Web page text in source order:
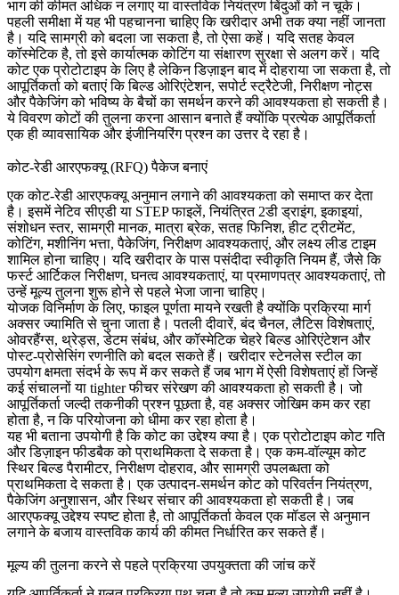
भाग की कीमत अधिक न लगाए या वास्तविक नियंत्रण बिंदुओं को न चूके।
पहली समीक्षा में यह भी पहचानना चाहिए कि खरीदार अभी तक क्या नहीं जानता
है। यदि सामग्री को बदला जा सकता है, तो ऐसा कहें। यदि सतह केवल
कॉस्मेटिक है, तो इसे कार्यात्मक कोटिंग या संक्षारण सुरक्षा से अलग करें। यदि
कोट एक प्रोटोटाइप के लिए है लेकिन डिज़ाइन बाद में दोहराया जा सकता है, तो
आपूर्तिकर्ता को बताएं कि बिल्ड ओरिएंटेशन, सपोर्ट स्ट्रैटेजी, निरीक्षण नोट्स
और पैकेजिंग को भविष्य के बैचों का समर्थन करने की आवश्यकता हो सकती है।
ये विवरण कोटों की तुलना करना आसान बनाते हैं क्योंकि प्रत्येक आपूर्तिकर्ता
एक ही व्यावसायिक और इंजीनियरिंग प्रश्न का उत्तर दे रहा है।
कोट-रेडी आरएफक्यू (RFQ) पैकेज बनाएं
एक कोट-रेडी आरएफक्यू अनुमान लगाने की आवश्यकता को समाप्त कर देता
है। इसमें नेटिव सीएडी या STEP फाइलें, नियंत्रित 2डी ड्राइंग, इकाइयां,
संशोधन स्तर, सामग्री मानक, मात्रा ब्रेक, सतह फिनिश, हीट ट्रीटमेंट,
कोटिंग, मशीनिंग भत्ता, पैकेजिंग, निरीक्षण आवश्यकताएं, और लक्ष्य लीड टाइम
शामिल होना चाहिए। यदि खरीदार के पास पसंदीदा स्वीकृति नियम हैं, जैसे कि
फर्स्ट आर्टिकल निरीक्षण, घनत्व आवश्यकताएं, या प्रमाणपत्र आवश्यकताएं, तो
उन्हें मूल्य तुलना शुरू होने से पहले भेजा जाना चाहिए।
योजक विनिर्माण के लिए, फाइल पूर्णता मायने रखती है क्योंकि प्रक्रिया मार्ग
अक्सर ज्यामिति से चुना जाता है। पतली दीवारें, बंद चैनल, लैटिस विशेषताएं,
ओवरहैंग्स, थ्रेड्स, डेटम संबंध, और कॉस्मेटिक चेहरे बिल्ड ओरिएंटेशन और
पोस्ट-प्रोसेसिंग रणनीति को बदल सकते हैं। खरीदारस्टेनलेस स्टीलका
उपयोग क्षमता संदर्भ के रूप में कर सकते हैं जब भाग में ऐसी विशेषताएं हों जिन्हें
कई संचालनों या tighter फीचर संरेखण की आवश्यकता हो सकती है। जो
आपूर्तिकर्ता जल्दी तकनीकी प्रश्न पूछता है, वह अक्सर जोखिम कम कर रहा
होता है, न कि परियोजना को धीमा कर रहा होता है।
यह भी बताना उपयोगी है कि कोट का उद्देश्य क्या है। एक प्रोटोटाइप कोट गति
और डिज़ाइन फीडबैक को प्राथमिकता दे सकता है। एक कम-वॉल्यूम कोट
स्थिर बिल्ड पैरामीटर, निरीक्षण दोहराव, और सामग्री उपलब्धता को
प्राथमिकता दे सकता है। एक उत्पादन-समर्थन कोट को परिवर्तन नियंत्रण,
पैकेजिंग अनुशासन, और स्थिर संचार की आवश्यकता हो सकती है। जब
आरएफक्यू उद्देश्य स्पष्ट होता है, तो आपूर्तिकर्ता केवल एक मॉडल से अनुमान
लगाने के बजाय वास्तविक कार्य की कीमत निर्धारित कर सकते हैं।
मूल्य की तुलना करने से पहले प्रक्रिया उपयुक्तता की जांच करें